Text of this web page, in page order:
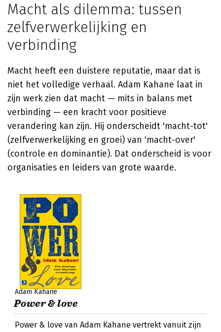
Macht als dilemma: tussen
zelfverwerkelijking en
verbinding
Macht heeft een duistere reputatie, maar dat is
niet het volledige verhaal. Adam Kahane laat in
zijn werk zien dat macht — mits in balans met
verbinding — een kracht voor positieve
verandering kan zijn. Hij onderscheidt 'macht-tot'
(zelfverwerkelijking en groei) van 'macht-over'
(controle en dominantie). Dat onderscheid is voor
organisaties en leiders van grote waarde.
Adam Kahane
Power & love
Power & love van Adam Kahane vertrekt vanuit zijn